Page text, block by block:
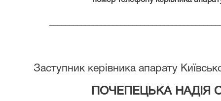
Заступник керівникаапарату
ПОЧЕПЕЦЬКА НАДІЯ